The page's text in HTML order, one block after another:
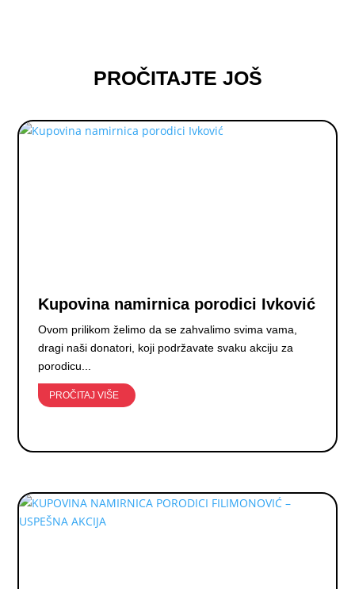
PROČITAJTE JOŠ
Kupovina namirnica porodici Ivković
Ovom prilikom želimo da se zahvalimo svima vama,
dragi naši donatori, koji podržavate svaku akciju za
porodicu...
PROČITAJ VIŠE